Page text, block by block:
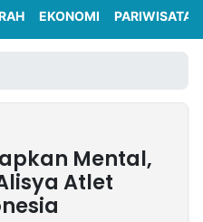
EKONOMI PARIWISATA
Mental,
Atlet